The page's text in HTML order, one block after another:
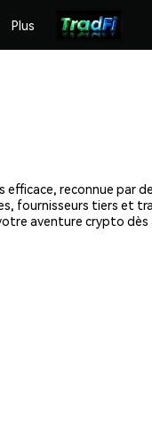
Plus
reconnue par
fournisseurs tiers et
aventure crypto